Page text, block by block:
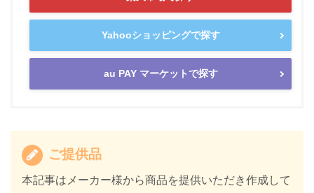
Yahooショッピングで探す
au PAY マーケットで探す
ご提供品
本記事はメーカー様から商品を提供いただき作成して